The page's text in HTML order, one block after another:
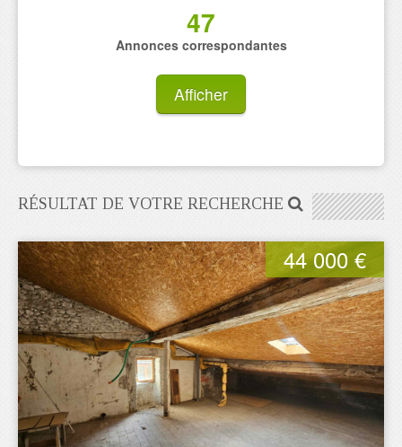
47
Annonces correspondantes
Afficher
RÉSULTAT DE VOTRE RECHERCHE
44 000 €